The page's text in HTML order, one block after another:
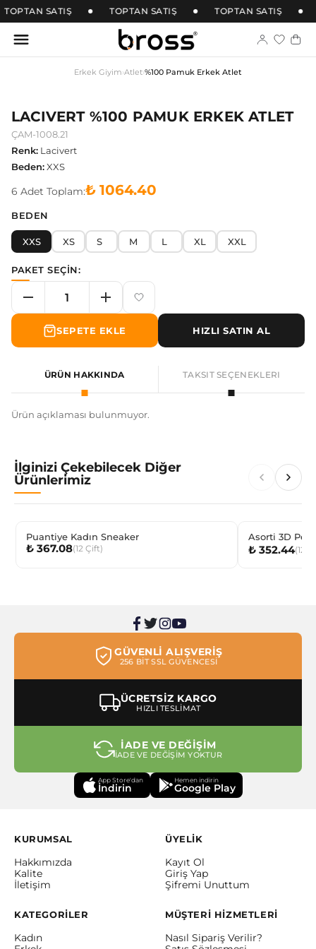
TOPTAN SATIŞ TOPTAN SATIŞ TOPTAN SATIŞ
Erkek Giyim›Atlet›%100 Pamuk Erkek Atlet
LACIVERT %100 PAMUK ERKEK ATLET
ÇAM-1008.21
Renk: Lacivert
Beden:XXS
6 Adet Toplam:₺ 1064.40
BEDEN
XXS XS S M L XL XXL
PAKET SEÇİN:
SEPETE EKLE HIZLI SATIN AL
ÜRÜN HAKKINDA TAKSIT SEÇENEKLERI
Ürün açıklaması bulunmuyor.
İlginizi Çekebilecek Diğer
Ürünlerimiz
Puantiye Kadın Sneaker
₺ 367.08(12 Çift)
Asorti 3D
₺ 352.44(12
GÜVENLİ ALIŞVERİŞ
256 BİT SSL GÜVENCESİ
ÜCRETSİZ KARGO
HIZLI TESLİMAT
İADE VE DEĞİŞİM
İADE VE DEĞİŞİM YOKTUR
App Store'dan
İndirin
Hemen indirin
Google Play
KURUMSAL
Hakkımızda
Kalite
İletişim
ÜYELİK
Kayıt Ol
Giriş Yap
Şifremi Unuttum
KATEGORİLER
Kadın
MÜŞTERİ HİZMETLERİ
Nasıl Sipariş Verilir?